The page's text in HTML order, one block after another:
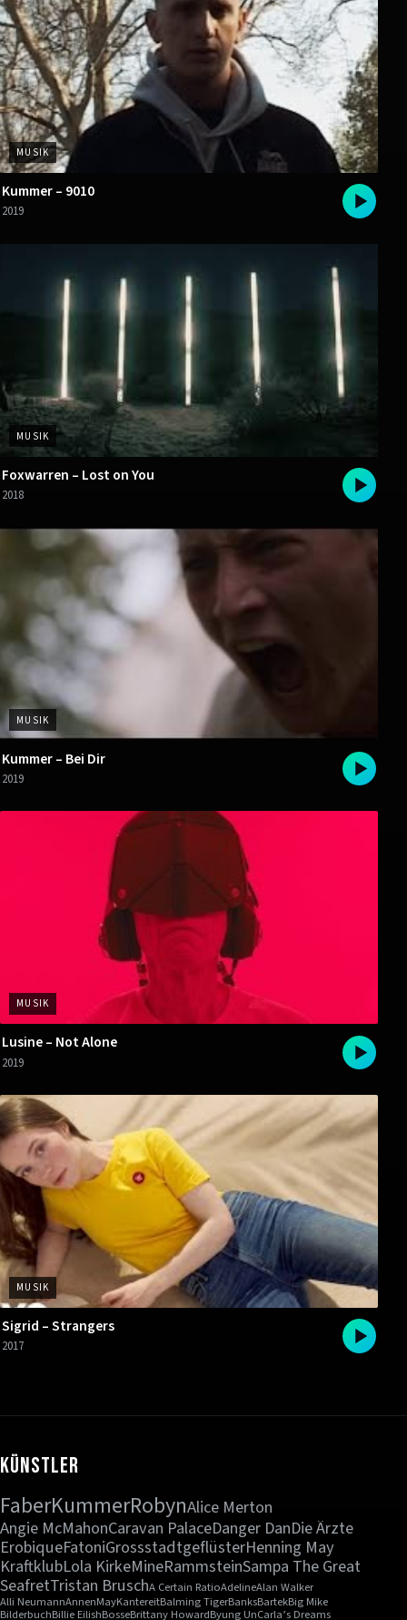
MUSIK
Kummer – 9010
2019
MUSIK
Foxwarren – Lost on You
2018
MUSIK
Kummer – Bei Dir
2019
MUSIK
Lusine – Not Alone
2019
MUSIK
Sigrid – Strangers
2017
Künstler
FaberKummerRobynAlice Merton
Angie McMahonCaravan PalaceDanger DanDie Ärzte
ErobiqueFatoniGrossstadtgeflüsterHenning May
KraftklubLola KirkeMineRammsteinSampa The Great
SeafretTristan BruschA Certain RatioAdelineAlan Walker
Alli NeumannAnnenMayKantereitBalming TigerBanksBartekBig Mike
BilderbuchBillie EilishBosseBrittany HowardByung UnCarla’s Dreams